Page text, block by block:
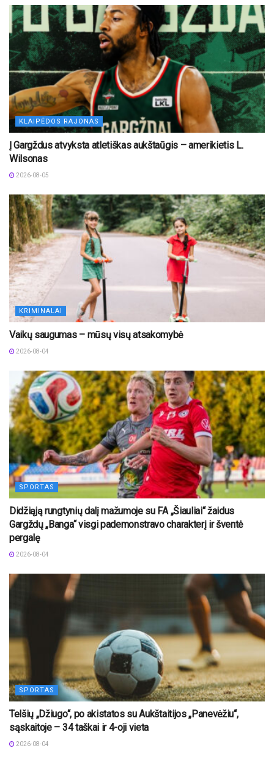
KLAIPĖDOS RAJONAS
Į Gargždus atvyksta atletiškas aukštaūgis – amerikietis L.
Wilsonas
2026-08-05
KRIMINALAI
Vaikų saugumas – mūsų visų atsakomybė
2026-08-04
SPORTAS
Didžiąją rungtynių dalį mažumoje su FA „Šiauliai“ žaidus
Gargždų „Banga“ visgi pademonstravo charakterį ir šventė
pergalę
2026-08-04
SPORTAS
Telšių „Džiugo“, po akistatos su Aukštaitijos „Panevėžiu“,
sąskaitoje – 34 taškai ir 4-oji vieta
2026-08-04